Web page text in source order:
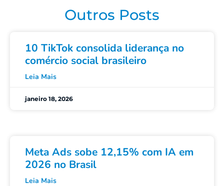
Outros Posts
10 TikTok consolida liderança no
comércio social brasileiro
Leia Mais
janeiro 18, 2026
Meta Ads sobe 12,15% com IA em
2026 no Brasil
Leia Mais